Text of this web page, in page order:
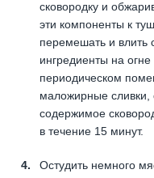
сковородку и
эти компоненты к
перемешать и влить
ингредиенты на
периодическом
маложирные
содержимое
в течение 15 минут.
Остудить немного